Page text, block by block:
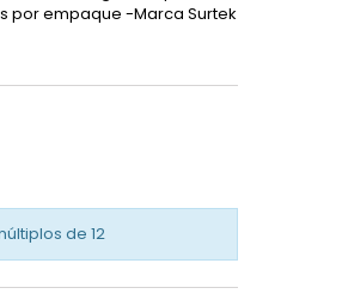
por empaque -Marca Surtek
de 12